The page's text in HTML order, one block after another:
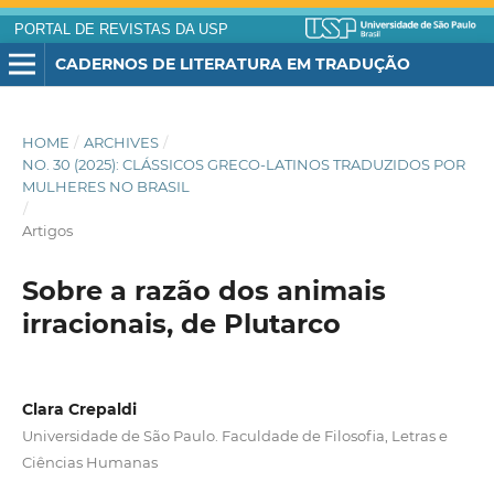
PORTAL DE REVISTAS DA USP
CADERNOS DE LITERATURA EM TRADUÇÃO
HOME / ARCHIVES /
NO. 30 (2025): CLÁSSICOS GRECO-LATINOS TRADUZIDOS POR
MULHERES NO BRASIL
/
Artigos
Sobre a razão dos animais
irracionais, de Plutarco
Clara Crepaldi
Universidade de São Paulo. Faculdade de Filosofia, Letras e
Ciências Humanas